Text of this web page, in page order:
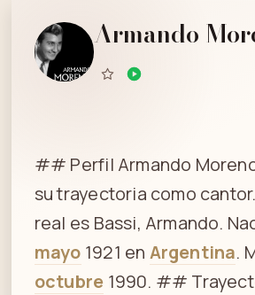
Armando
## Perfil Armando
su trayectoria como
real es Bassi, Armando.
mayo 1921 en Argentina.
octubre 1990. ##